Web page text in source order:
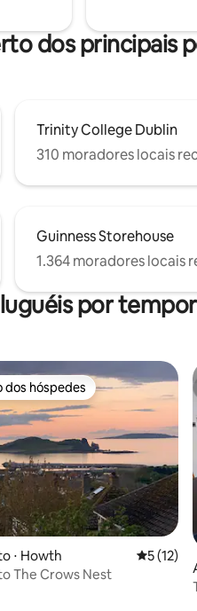
é adequado para bebês ou
deficiência.
dos principais
Trinity College Dublin
310 moradores locais
Guinness Storehouse
1.364 moradores locais
por
de 5, 25 avaliações
preferidos dos hóspedes
dos hóspedes
⋅ Howth 5 de uma
5 (12)
The Crows Nest